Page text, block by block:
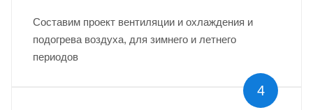
Составим проект вентиляции и охлаждения и
подогрева воздуха, для зимнего и летнего
периодов
4